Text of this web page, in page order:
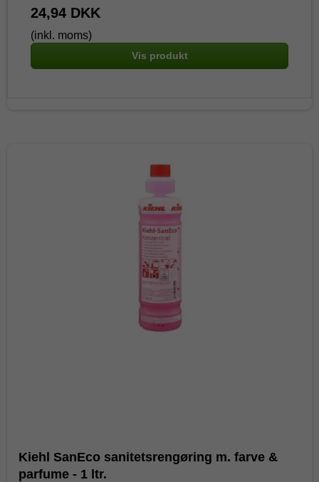
24,94 DKK
(inkl. moms)
Vis produkt
Kiehl SanEco sanitetsrengøring m. farve &
parfume - 1 ltr.